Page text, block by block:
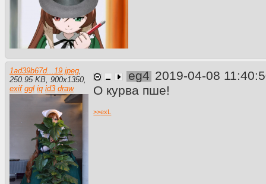
1ad39b67d...19.jpeg
250.95 KB 900x1350
exif ggl iq id3 draw
eg4 2019-04-08
О курва пше!
>>exL